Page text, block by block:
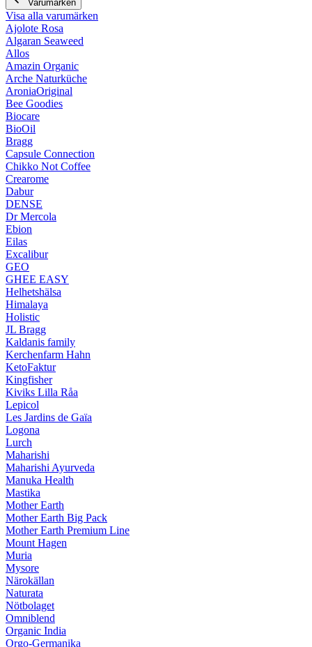
Varumärken
Visa alla varumärken
Ajolote Rosa
Algaran Seaweed
Allos
Amazin Organic
Arche Naturküche
AroniaOriginal
Bee Goodies
Biocare
BioOil
Bragg
Capsule Connection
Chikko Not Coffee
Crearome
Dabur
DENSE
Dr Mercola
Ebion
Eilas
Excalibur
GEO
GHEE EASY
Helhetshälsa
Himalaya
Holistic
JL Bragg
Kaldanis family
Kerchenfarm Hahn
KetoFaktur
Kingfisher
Kiviks Lilla Råa
Lepicol
Les Jardins de Gaïa
Logona
Lurch
Maharishi
Maharishi Ayurveda
Manuka Health
Mastika
Mother Earth
Mother Earth Big Pack
Mother Earth Premium Line
Mount Hagen
Muria
Mysore
Närokällan
Naturata
Nötbolaget
Omniblend
Organic India
Orgo-Germanika